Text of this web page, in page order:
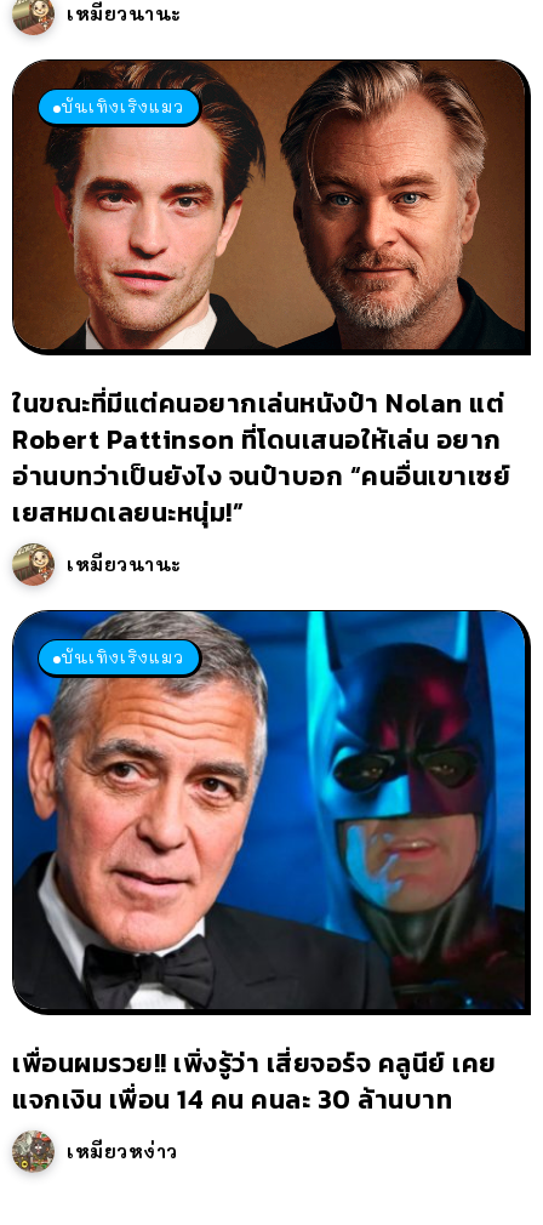
เหมียวนานะ
บันเทิงเริงแมว
ในขณะที่มีแต่คนอยากเล่นหนังป๋า Nolan แต่
Robert Pattinson ที่โดนเสนอให้เล่น อยาก
อ่านบทว่าเป็นยังไง จนป๋าบอก “คนอื่นเขาเซย์
เยสหมดเลยนะหนุ่ม!”
เหมียวนานะ
บันเทิงเริงแมว
เพื่อนผมรวย!! เพิ่งรู้ว่า เสี่ยจอร์จ คลูนีย์ เคย
แจกเงิน เพื่อน 14 คน คนละ 30 ล้านบาท
เหมียวหง่าว